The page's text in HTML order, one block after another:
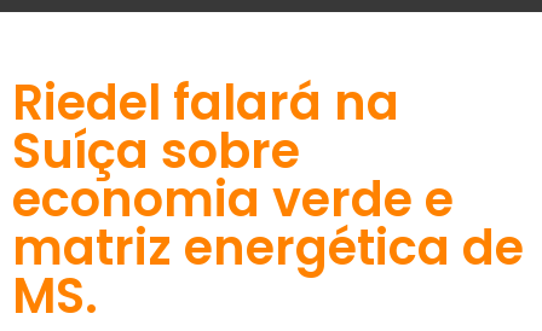
Riedel falará na
Suíça sobre
economia verde e
matriz energética de
MS.